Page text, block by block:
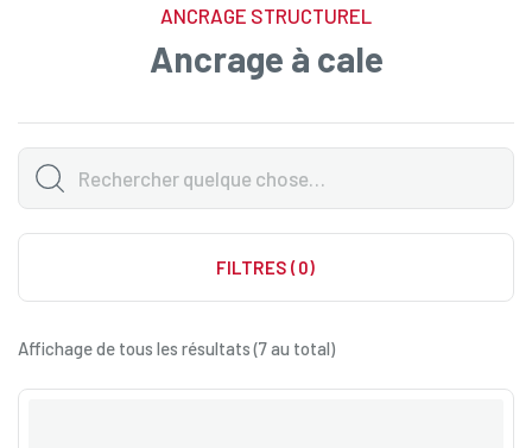
ANCRAGE STRUCTUREL
Ancrage à cale
FILTRES (0)
Affichage de tous les résultats (7 au total)